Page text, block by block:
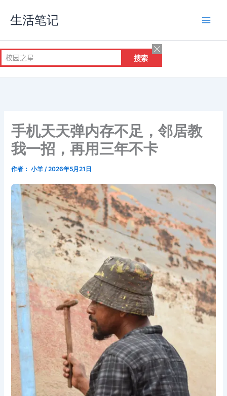
容
生活笔记
手机天天弹内存不足，邻居教
我一招，再用三年不卡
作者： 小羊/2026年5月21日